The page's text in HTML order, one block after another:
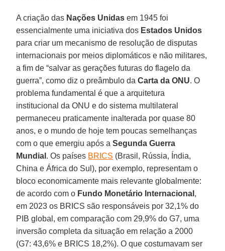
A criação das Nações Unidas em 1945 foi
essencialmente uma iniciativa dos Estados Unidos
para criar um mecanismo de resolução de disputas
internacionais por meios diplomáticos e não militares,
a fim de “salvar as gerações futuras do flagelo da
guerra”, como diz o preâmbulo daCarta da ONU. O
problema fundamental é que a arquitetura
institucional da ONU e do sistema multilateral
permaneceu praticamente inalterada por quase 80
anos, e o mundo de hoje tem poucas semelhanças
com o que emergiu após a Segunda Guerra
Mundial . Os países BRICS (Brasil, Rússia, Índia,
China e África do Sul), por exemplo, representam o
bloco economicamente mais relevante globalmente:
de acordo com o Fundo Monetário Internacional ,
em 2023 os BRICS são responsáveis por 32,1% do
PIB global, em comparação com 29,9% do G7, uma
inversão completa da situação em relação a 2000
(G7: 43,6% e BRICS 18,2%). O que costumavam ser